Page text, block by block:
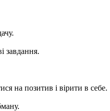
завдання.
на позитив і вірити в себе.